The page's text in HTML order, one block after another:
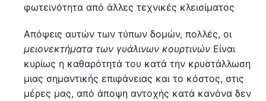
φωτεινότητα από άλλες τεχνικές κλεισίματος
Απόψεις αυτών των τύπων δομών, πολλές, οι
μειονεκτήματα των γυάλινων κουρτινών Είναι
κυρίως η καθαρότητά του κατά την κρυστάλλωση
μιας σημαντικής επιφάνειας και το κόστος, στις
μέρες μας, από άποψη αντοχής κατά κανόνα δεν